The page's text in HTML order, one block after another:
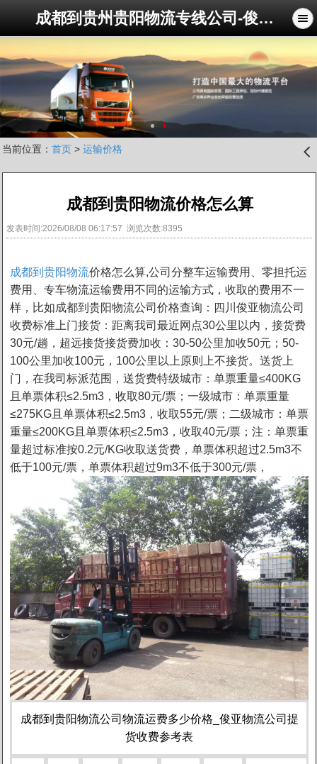
成都到贵州贵阳物流专线公司-俊亚物流公司
1 2
当前位置： 首页> 运输价格 󰊒
成都到贵阳物流价格怎么算
发表时间:2026/08/08 06:17:57 浏览次数:8395
成都到贵阳物流价格怎么算,公司分整车运输费用、零担托运
费用、专车物流运输费用不同的运输方式，收取的费用不一
样，比如成都到贵阳物流公司价格查询：四川俊亚物流公司
收费标准上门接货：距离我司最近网点30公里以内，接货费
30元/趟，超远接货接货费加收：30-50公里加收50元；50-
100公里加收100元，100公里以上原则上不接货。送货上
门，在我司标派范围，送货费特级城市：单票重量≤400KG
且单票体积≤2.5m3，收取80元/票；一级城市：单票重量
≤275KG且单票体积≤2.5m3，收取55元/票；二级城市：单票
重量≤200KG且单票体积≤2.5m3，收取40元/票；注：单票重
量超过标准按0.2元/KG收取送货费，单票体积超过2.5m3不
低于100元/票，单票体积超过9m3不低于300元/票，
成都到贵阳物流公司物流运费多少价格_俊亚物流公司提
货收费参考表